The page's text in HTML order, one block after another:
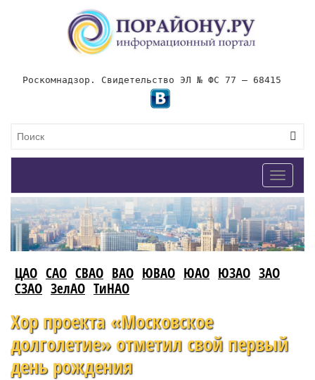
Роскомнадзор. Свидетельство ЭЛ № ФС 77 – 68415
Toggle
ЦАО САО СВАО ВАО ЮВАО ЮАО ЮЗАО ЗАО
СЗАО ЗелАО ТиНАО
Хор проекта «Московское
долголетие» отметил свой первый
день рождения